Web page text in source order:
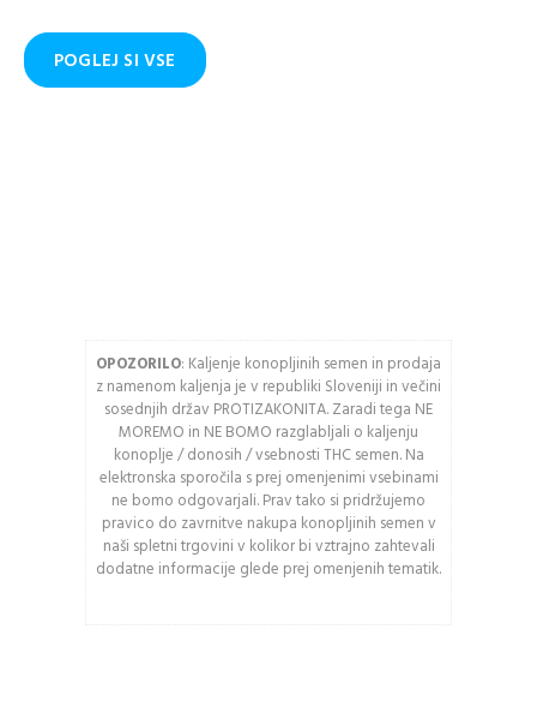
POGLEJ SI VSE
OPOZORILO: Kaljenje konopljinih semen in prodaja
z namenom kaljenja je v republiki Sloveniji in večini
sosednjih držav PROTIZAKONITA. Zaradi tega NE
MOREMO in NE BOMO razglabljali o kaljenju
konoplje / donosih / vsebnosti THC semen. Na
elektronska sporočila s prej omenjenimi vsebinami
ne bomo odgovarjali. Prav tako si pridržujemo
pravico do zavrnitve nakupa konopljinih semen v
naši spletni trgovini v kolikor bi vztrajno zahtevali
dodatne informacije glede prej omenjenih tematik.
Ogled stanja
Osveži varnostno
kodo
Pozor: Captcha razlikuje
med velikimi in malimi
črkami.
PRIJAVA